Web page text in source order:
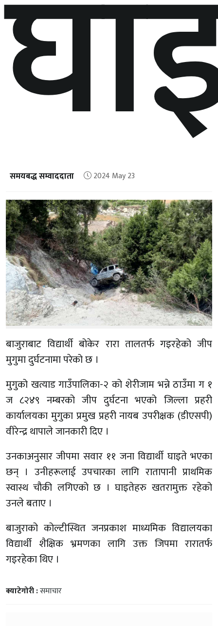
समयबद्ध सम्वाददाता 2024 May 23
बाजुराबाट विद्यार्थी बोकेर रारा तालतर्फ गइरहेको जीप
मुगुमा दुर्घटनामा परेको छ ।
मुगुको खत्याड गाउँपालिका-२ को शेरीजाम भन्ने ठाउँमा ग १
ज ८२४९ नम्बरको जीप दुर्घटना भएको जिल्ला प्रहरी
कार्यालयका मुगुका प्रमुख प्रहरी नायब उपरीक्षक (डीएसपी)
वीरेन्द्र थापाले जानकारी दिए ।
उनकाअनुसार जीपमा सवार ११ जना विद्यार्थी घाइते भएका
छन् । उनीहरूलाई उपचारका लागि रातापानी प्राथमिक
स्वास्थ चौकी लगिएको छ । घाइतेहरु खतरामुक्त रहेको
उनले बताए ।
बाजुराको कोल्टीस्थित जनप्रकाश माध्यमिक विद्यालयका
विद्यार्थी शैक्षिक भ्रमणका लागि उक्त जिपमा रारातर्फ
गइरहेका थिए ।
क्याटेगोरी :समाचार